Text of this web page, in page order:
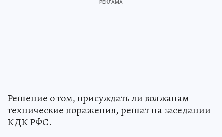
Решение о том, присуждать ли волжанам
технические поражения, решат на заседании
КДК РФС.